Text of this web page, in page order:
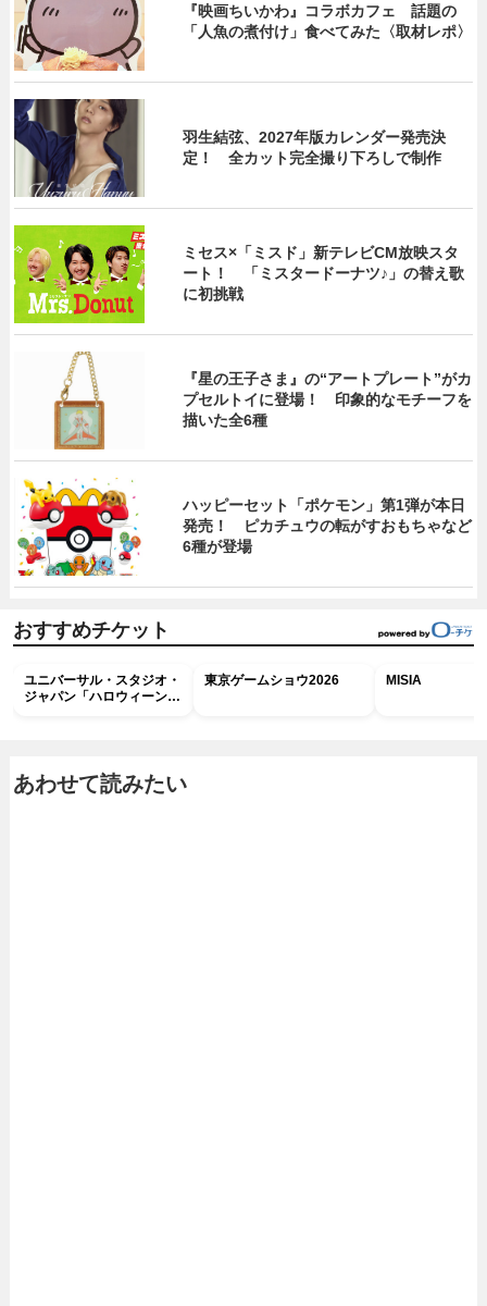
『映画ちいかわ』コラボカフェ 話題の
「人魚の煮付け」食べてみた〈取材レポ〉
羽生結弦、2027年版カレンダー発売決
定！ 全カット完全撮り下ろしで制作
ミセス×「ミスド」新テレビCM放映スタ
ート！ 「ミスタードーナツ♪」の替え歌
に初挑戦
『星の王子さま』の“アートプレート”がカ
プセルトイに登場！ 印象的なモチーフを
描いた全6種
ハッピーセット「ポケモン」第1弾が本日
発売！ ピカチュウの転がすおもちゃなど
6種が登場
おすすめチケット
ユニバーサル・スタジオ・
ジャパン「ハロウィーン・
東京ゲームショウ2026 MISIA
あわせて読みたい